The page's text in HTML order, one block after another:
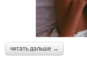
читать дальше →